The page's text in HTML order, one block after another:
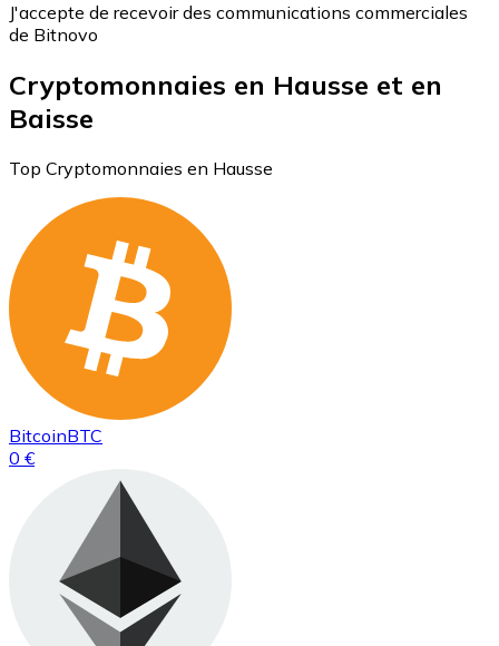
J'accepte de recevoir des communications commerciales
de Bitnovo
Cryptomonnaies en Hausse et en
Baisse
Top Cryptomonnaies en Hausse
BitcoinBTC
0 €